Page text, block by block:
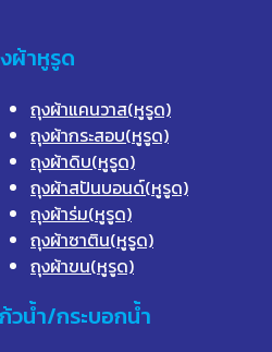
ผ้าหูรูด
ถุงผ้าแคนวาส(หูรูด)
ถุงผ้ากระสอบ(หูรูด)
ถุงผ้าดิบ(หูรูด)
ถุงผ้าสปันบอนด์(หูรูด)
ถุงผ้าร่ม(หูรูด)
ถุงผ้าซาติน(หูรูด)
ถุงผ้าขน(หูรูด)
วน้ำ/กระบอกน้ำ